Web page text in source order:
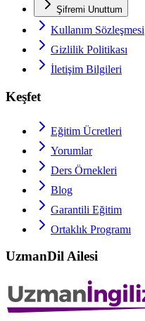
Şifremi Unuttum
Kullanım Sözleşmesi
Gizlilik Politikası
İletişim Bilgileri
Keşfet
Eğitim Ücretleri
Yorumlar
Ders Örnekleri
Blog
Garantili Eğitim
Ortaklık Programı
UzmanDil Ailesi